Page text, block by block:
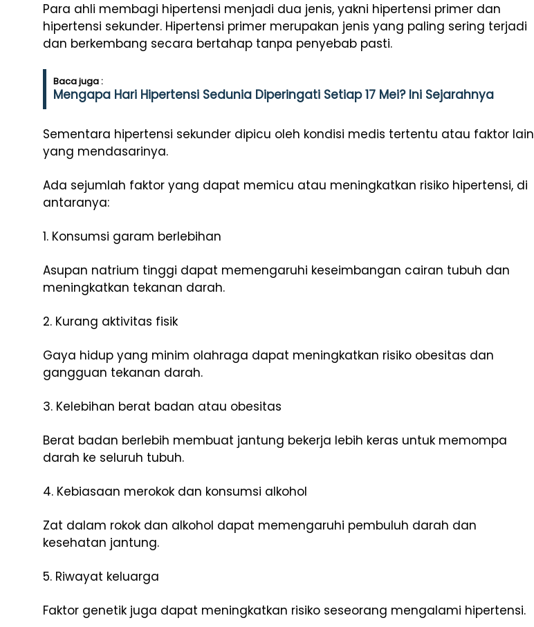
Para ahli membagi hipertensi menjadi dua jenis, yakni hipertensi primer dan
hipertensi sekunder. Hipertensi primer merupakan jenis yang paling sering terjadi
dan berkembang secara bertahap tanpa penyebab pasti.
Baca juga :
Mengapa Hari Hipertensi Sedunia Diperingati Setiap 17 Mei? Ini Sejarahnya
Sementara hipertensi sekunder dipicu oleh kondisi medis tertentu atau faktor lain
yang mendasarinya.
Ada sejumlah faktor yang dapat memicu atau meningkatkan risiko hipertensi, di
antaranya:
1. Konsumsi garam berlebihan
Asupan natrium tinggi dapat memengaruhi keseimbangan cairan tubuh dan
meningkatkan tekanan darah.
2. Kurang aktivitas fisik
Gaya hidup yang minim olahraga dapat meningkatkan risiko obesitas dan
gangguan tekanan darah.
3. Kelebihan berat badan atau obesitas
Berat badan berlebih membuat jantung bekerja lebih keras untuk memompa
darah ke seluruh tubuh.
4. Kebiasaan merokok dan konsumsi alkohol
Zat dalam rokok dan alkohol dapat memengaruhi pembuluh darah dan
kesehatan jantung.
5. Riwayat keluarga
Faktor genetik juga dapat meningkatkan risiko seseorang mengalami hipertensi.